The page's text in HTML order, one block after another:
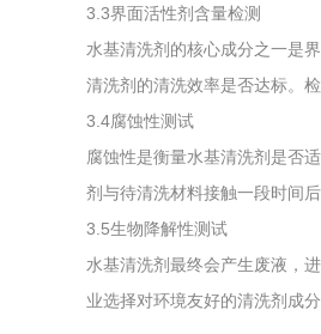
3.3界面活性剂含量检测
水基清洗剂的核心成分之一是
清洗剂的清洗效率是否达标。
3.4腐蚀性测试
腐蚀性是衡量水基清洗剂是否
剂与待清洗材料接触一段时间
3.5生物降解性测试
水基清洗剂最终会产生废液，
业选择对环境友好的清洗剂成